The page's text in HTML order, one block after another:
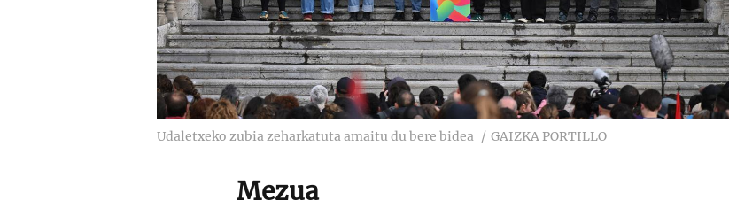
Udaletxeko zubia zeharkatuta amaitu du bere bidea GAIZKA PORTILLO
Mezua